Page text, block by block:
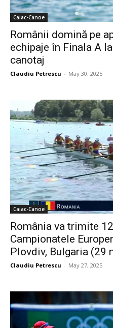
Caiac-Canoe
Românii domină pe
echipaje în Finala A
canotaj
Claudiu Petrescu - May 30, 2025
Caiac-Canoe
România va trimite
Campionatele
Plovdiv, Bulgaria (29
Claudiu Petrescu - May 27, 2025